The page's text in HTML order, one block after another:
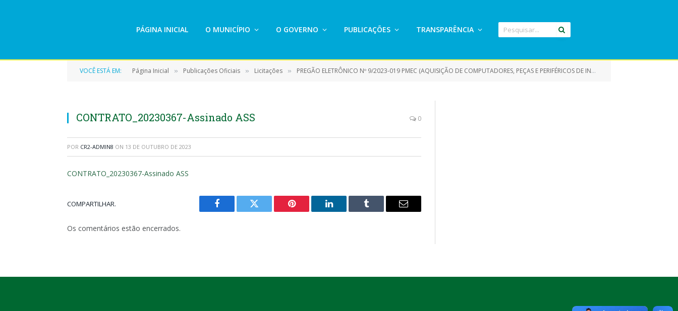
PÁGINA INICIAL O MUNICÍPIO O GOVERNO PUBLICAÇÕES TRANSPARÊNCIA
VOCÊ ESTÁ EM: Página Inicial » Publicações Oficiais » Licitações » PREGÃO ELETRÔNICO Nº 9/2023-019 PMEC (AQUISIÇÃO DE COMPUTADORES, PEÇAS E PERIFÉRICOS DE INFORMÁTICA)
CONTRATO_20230367-Assinado ASS 0
POR CR2-ADMIN8 ON 13 DE OUTUBRO DE 2023
CONTRATO_20230367-Assinado ASS
COMPARTILHAR.
Facebook Twitter Pinterest LinkedIn Tumblr
E-
Os comentários estão encerrados.